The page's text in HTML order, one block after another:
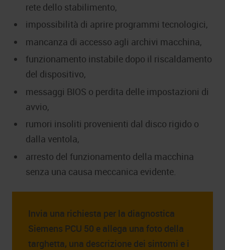
rete dello stabilimento,
impossibilità di aprire programmi tecnologici,
mancanza di accesso agli archivi macchina,
funzionamento instabile dopo il riscaldamento
del dispositivo,
messaggi BIOS o perdita delle impostazioni di
avvio,
rumori insoliti provenienti dal disco rigido o
dalla ventola,
arresto del funzionamento della macchina
senza una causa meccanica evidente.
Invia una richiesta per la diagnostica
Siemens PCU 50 e allega una foto della
targhetta, una descrizione dei sintomi e i